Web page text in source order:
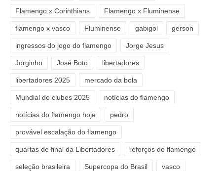
Flamengo x Corinthians Flamengo x Fluminense
flamengo x vasco Fluminense gabigol gerson
ingressos do jogo do flamengo Jorge Jesus
Jorginho José Boto libertadores
libertadores 2025 mercado da bola
Mundial de clubes 2025 notícias do flamengo
notícias do flamengo hoje pedro
provável escalação do flamengo
quartas de final da Libertadores reforços do flamengo
seleção brasileira Supercopa do Brasil vasco